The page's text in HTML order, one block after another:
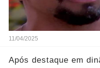
11/04/2025
Após destaque em